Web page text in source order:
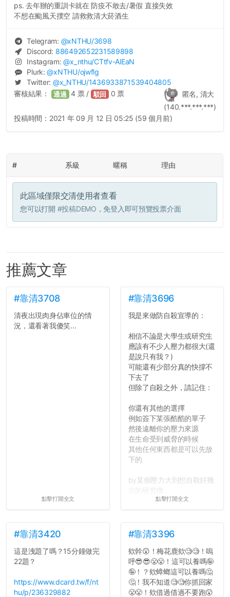
ps. 去年辦的重訓卡就在 防疫不敢去/暑假 直接失效
不想在颱風天撲空 請救救清大菸酒生
Telegram: @xNTHU/3698
Discord: 886492652231589898
Instagram:@x_nthu/CTtfv-AlEaN
Plurk:@xNTHU/ojwflg
Twitter: @x_NTHU/1436933871539404805
匿名, 清大
(140.***.***.***)
審核結果： 通過 4 票 / 駁回 0 票
投稿時間： 2021 年 09 月 12 日 05:25 (59 個月前)
# 系級 暱稱 理由
此區域僅限交清使用者查看
您可以打開 #投稿DEMO ，免登入即可預覽投票介面
推薦文章
#靠清3708
清夜出現肉身佔車位的情
況，還看著我傻笑...
點擊打開全文
#靠清3696
我是來做防自殺宣導的：
相信不論是大學生或研究生
應該有不少人壓力都很大(還
是說只有我？)
可能還有少部分真的快撐不
下去了
但除了自殺之外，請記住：
你還有其他的選擇
例如簽下某張酷酷的單子
然後遠離你的壓力來源
在生命受到威脅的時候
其他任何東西都是可以先放
下的
by某個壓力大到想自殺好幾
點擊打開全文
#靠清3420
這是洩題了嗎？15分鐘做完
22題？
https://www.dcard.tw/f/nt
hu/p/236329882
#靠清3396
欸幹😲！梅花鹿欸🧐🧐！嗚
呼😎😎😤😤！這可以養嗎🤪
🤪！？欸蟑螂這可以養嗎🤔
🤔！我不知道🧐🧐你抓回家
😤😤！欸借過借過不要跑😲